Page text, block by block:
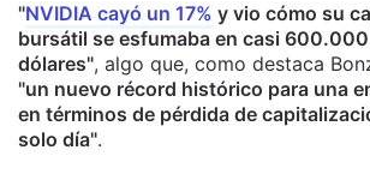
"NVIDIA cayó un 17% y vio cómo su
bursátil se esfumaba en casi
dólares", algo que, como destaca
"un nuevo récord histórico para una
en términos de pérdida de
solo día".